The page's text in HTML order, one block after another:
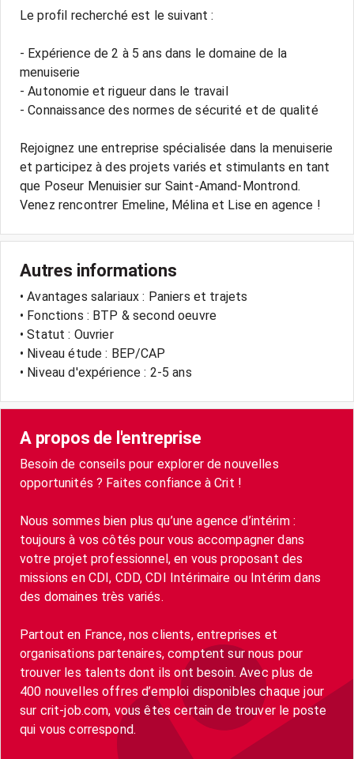
Le profil recherché est le suivant :
- Expérience de 2 à 5 ans dans le domaine de la
menuiserie
- Autonomie et rigueur dans le travail
- Connaissance des normes de sécurité et de qualité
Rejoignez une entreprise spécialisée dans la menuiserie
et participez à des projets variés et stimulants en tant
que Poseur Menuisier sur Saint-Amand-Montrond.
Venez rencontrer Emeline, Mélina et Lise en agence !
Autres informations
• Avantages salariaux : Paniers et trajets
• Fonctions : BTP & second oeuvre
• Statut : Ouvrier
• Niveau étude : BEP/CAP
• Niveau d'expérience : 2-5 ans
A propos de l'entreprise
Besoin de conseils pour explorer de nouvelles
opportunités ? Faites confiance à Crit !
Nous sommes bien plus qu’une agence d’intérim :
toujours à vos côtés pour vous accompagner dans
votre projet professionnel, en vous proposant des
missions en CDI, CDD, CDI Intérimaire ou Intérim dans
des domaines très variés.
Partout en France, nos clients, entreprises et
organisations partenaires, comptent sur nous pour
trouver les talents dont ils ont besoin. Avec plus de
400 nouvelles offres d’emploi disponibles chaque jour
sur crit-job.com, vous êtes certain de trouver le poste
qui vous correspond.